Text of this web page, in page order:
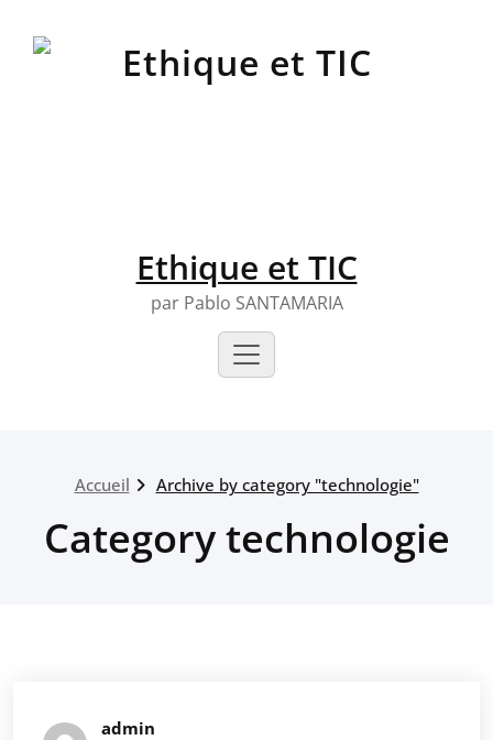
Ethique et TIC
par Pablo SANTAMARIA
Accueil Archive by category "technologie"
Category technologie
admin